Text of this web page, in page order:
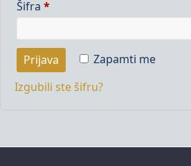
Šifra *Obavezno
Zapamti me
Prijava
Izgubili ste šifru?